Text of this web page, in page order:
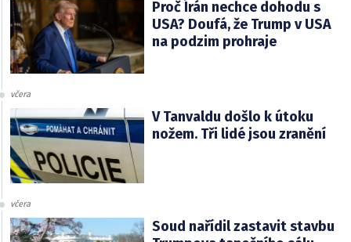
Proč Írán nechce dohodu s
USA? Doufá, že Trump v USA
na podzim prohraje
včera
V Tanvaldu došlo k útoku
nožem. Tři lidé jsou zranění
včera
Soud nařídil zastavit stavbu